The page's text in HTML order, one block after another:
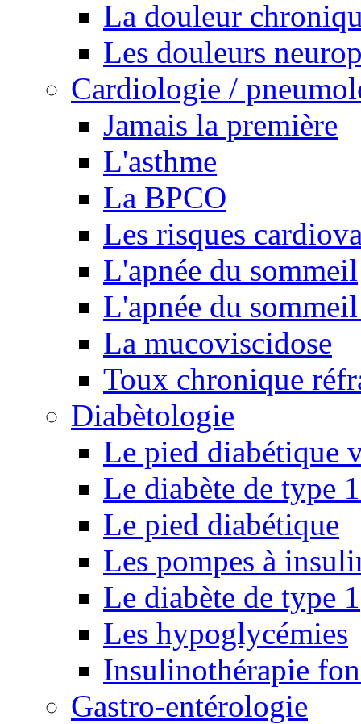
La douleur
Les douleurs
Cardiologie /
Jamais la première
L'asthme
La BPCO
Les risques
L'apnée du sommeil
L'apnée du
La mucoviscidose
Toux chronique
Diabètologie
Le pied diabétique
Le diabète de type
Le pied diabétique
Les pompes à
Le diabète de type 1
Les hypoglycémies
Insulinothérapie
Gastro-entérologie